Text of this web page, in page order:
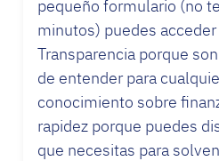
pequeño formulario (no
minutos) puedes
Transparencia porque
de entender para
conocimiento sobre
rapidez porque puedes
que necesitas para